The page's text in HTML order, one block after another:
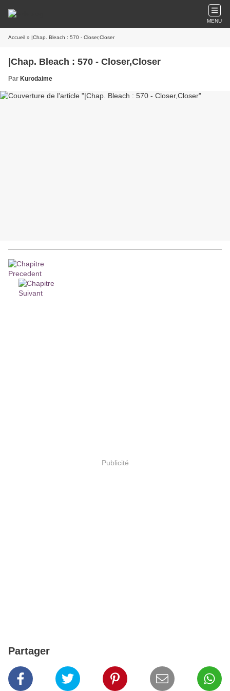
MENU
Accueil » |Chap. Bleach : 570 - Closer,Closer
|Chap. Bleach : 570 - Closer,Closer
Par Kurodaime
Publicité
Partager